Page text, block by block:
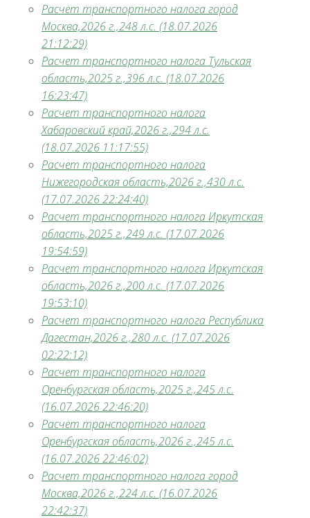
Расчет транспортного налога город
Москва,2026 г.,248 л.с. (18.07.2026
21:12:29)
Расчет транспортного налога Тульская
область,2025 г.,396 л.с. (18.07.2026
16:23:47)
Расчет транспортного налога
Хабаровский край,2026 г.,294 л.с.
(18.07.2026 11:17:55)
Расчет транспортного налога
Нижегородская область,2026 г.,430 л.с.
(17.07.2026 22:24:40)
Расчет транспортного налога Иркутская
область,2025 г.,249 л.с. (17.07.2026
19:54:59)
Расчет транспортного налога Иркутская
область,2026 г.,200 л.с. (17.07.2026
19:53:10)
Расчет транспортного налога Республика
Дагестан,2026 г.,280 л.с. (17.07.2026
02:22:12)
Расчет транспортного налога
Оренбургская область,2025 г.,245 л.с.
(16.07.2026 22:46:20)
Расчет транспортного налога
Оренбургская область,2026 г.,245 л.с.
(16.07.2026 22:46:02)
Расчет транспортного налога город
Москва,2026 г.,224 л.с. (16.07.2026
22:42:37)